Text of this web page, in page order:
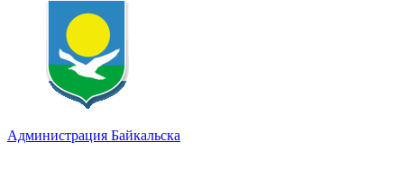
Администрация Байкальска